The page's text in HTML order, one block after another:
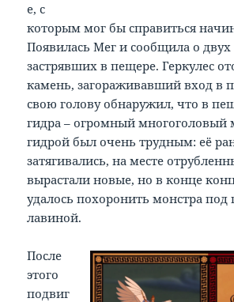
е, с
которым мог бы справиться
Появилась Мег и сообщила о
застрявших в пещере. Геркулес
камень, загораживавший вход в
свою голову обнаружил, что в
гидра – огромный многоголовый
гидрой был очень трудным: её
затягивались, на месте
вырастали новые, но в конце
удалось похоронить монстра под
лавиной.
После
этого
подвиг